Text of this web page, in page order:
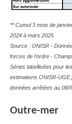
** Cumul 3 mois de
2024 à mars 2025
Source : ONISR -
forces de l'ordre -
Séries labellisées pour
estimations ONISR-
données arrêtées au 08/
Outre-mer